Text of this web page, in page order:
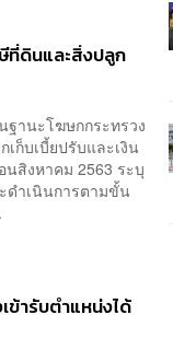
ที่ดินและสิ่งปลูก
ฐานะโฆษกกระทรวง
ก็บเบี้ยปรับและเงิน
สิงหาคม 2563 ระบุ
ดำเนินการตามขั้น
ข้ารับตำแหน่งได้